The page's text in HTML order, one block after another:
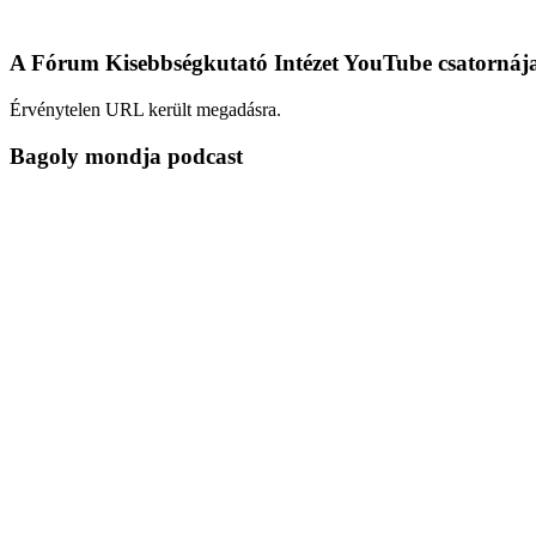
A Fórum Kisebbségkutató Intézet YouTube
Érvénytelen URL került megadásra.
Bagoly mondja podcast